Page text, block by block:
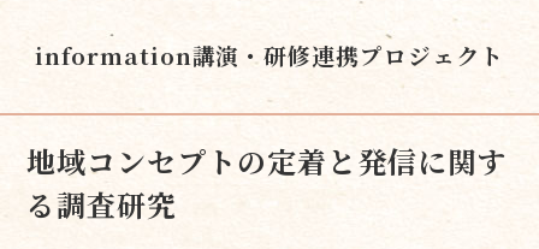
information講演・研修連携プロジェクト
地域コンセプトの定着と発信に関す
る調査研究